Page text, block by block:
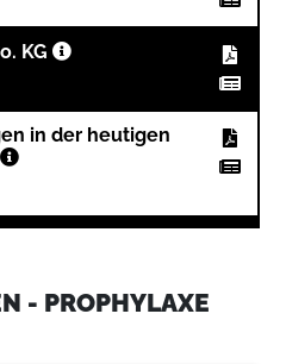
KG
in der heutigen
Mundhygiene
- PROPHYLAXE